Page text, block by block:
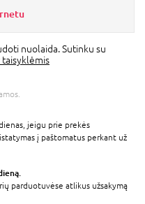
nuolaida. Sutinku su
taisyklėmis
jeigu prie prekės
į paštomatus perkant už
parduotuvėse atlikus užsakymą